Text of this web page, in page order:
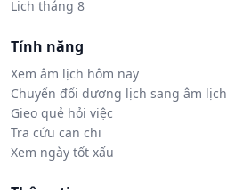
Lịch tháng 8
Tính năng
Xem âm lịch hôm nay
Chuyển đổi dương lịch sang âm lịch
Gieo quẻ hỏi việc
Tra cứu can chi
Xem ngày tốt xấu